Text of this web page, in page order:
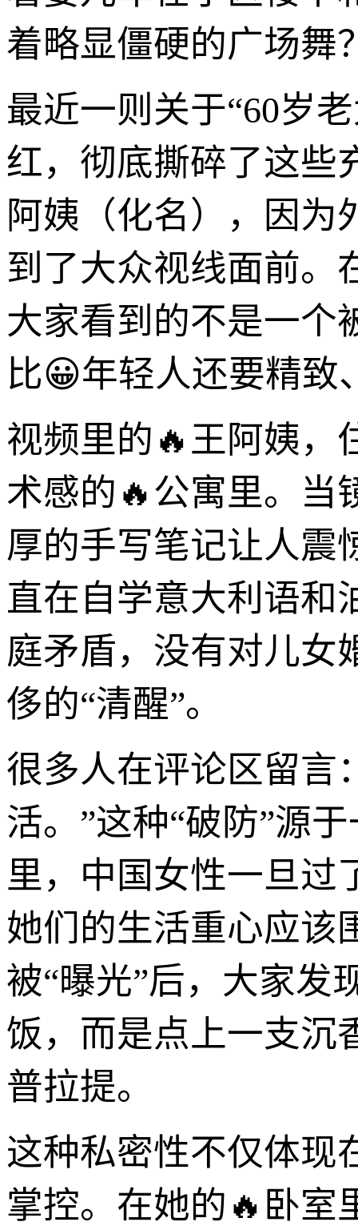
着略显僵硬的广场舞
最近一则关于“60岁
红，彻底撕碎了这些
阿姨（化名），因为
到了大众视线面前。
大家看到的不是一个
比😀年轻人还要精致
视频里的🔥王阿姨，
术感的🔥公寓里。当
厚的手写笔记让人
直在自学意大利语和
庭矛盾，没有对儿女
侈的“清醒”。
很多人在评论区留言
活。”这种“破防”源
里，中国女性一旦过
她们的生活重心应该
被“曝光”后，大家发
饭，而是点上一支沉
普拉提。
这种私密性不仅体现
掌控。在她的🔥卧室